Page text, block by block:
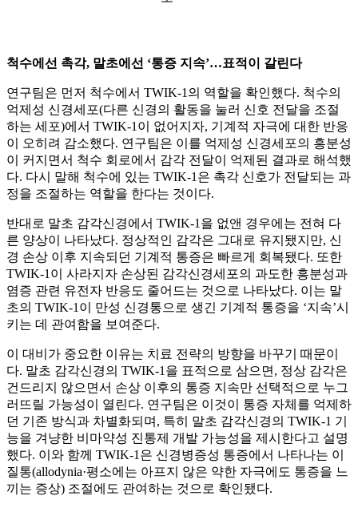
척수에선 촉각, 말초에선 ‘통증 지속’…표적이 갈린다
연구팀은 먼저 척수에서 TWIK-1의 역할을 확인했다. 척수의
억제성 신경세포(다른 신경의 활동을 눌러 신호 전달을 조절
하는 세포)에서 TWIK-1이 없어지자, 기계적 자극에 대한 반응
이 오히려 감소했다. 연구팀은 이를 억제성 신경세포의 흥분성
이 커지면서 척수 회로에서 감각 전달이 억제된 결과로 해석했
다. 다시 말해 척수에 있는 TWIK-1은 촉각 신호가 전달되는 과
정을 조절하는 역할을 한다는 것이다.
반대로 말초 감각신경에서 TWIK-1을 없앤 경우에는 전혀 다
른 양상이 나타났다. 정상적인 감각은 그대로 유지됐지만, 신
경 손상 이후 지속되던 기계적 통증은 빠르게 회복됐다. 또한
TWIK-1이 사라지자 손상된 감각신경세포의 과도한 흥분성과
염증 관련 유전자 반응도 줄어드는 것으로 나타났다. 이는 말
초의 TWIK-1이 만성 신경통으로 생긴 기계적 통증을 ‘지속’시
키는 데 관여함을 보여준다.
이 대비가 중요한 이유는 치료 전략의 방향을 바꾸기 때문이
다. 말초 감각신경의 TWIK-1을 표적으로 삼으면, 정상 감각은
건드리지 않으면서 손상 이후의 통증 지속만 선택적으로 누그
러뜨릴 가능성이 열린다. 연구팀은 이것이 통증 자체를 억제하
던 기존 방식과 차별화되며, 특히 말초 감각신경의 TWIK-1 기
능을 겨냥한 비마약성 진통제 개발 가능성을 제시한다고 설명
했다. 이와 함께 TWIK-1은 신경병증성 통증에서 나타나는 이
질통(allodynia·평소에는 아프지 않은 약한 자극에도 통증을 느
끼는 증상) 조절에도 관여하는 것으로 확인됐다.